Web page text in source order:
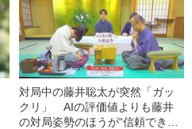
対局中の藤井聡太が突然「ガッ
クリ」 AIの評価値よりも藤井
の対局姿勢のほうが“信頼でき